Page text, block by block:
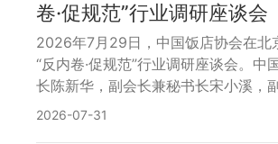
卷·促规范”行业调研座谈会
2026年7月29日，中国饭店协会在北
“反内卷·促规范”行业调研座谈会。中
长陈新华，副会长兼秘书长宋小溪，
刚，副秘书长兼行业发展部主任张翔
2026-07-31